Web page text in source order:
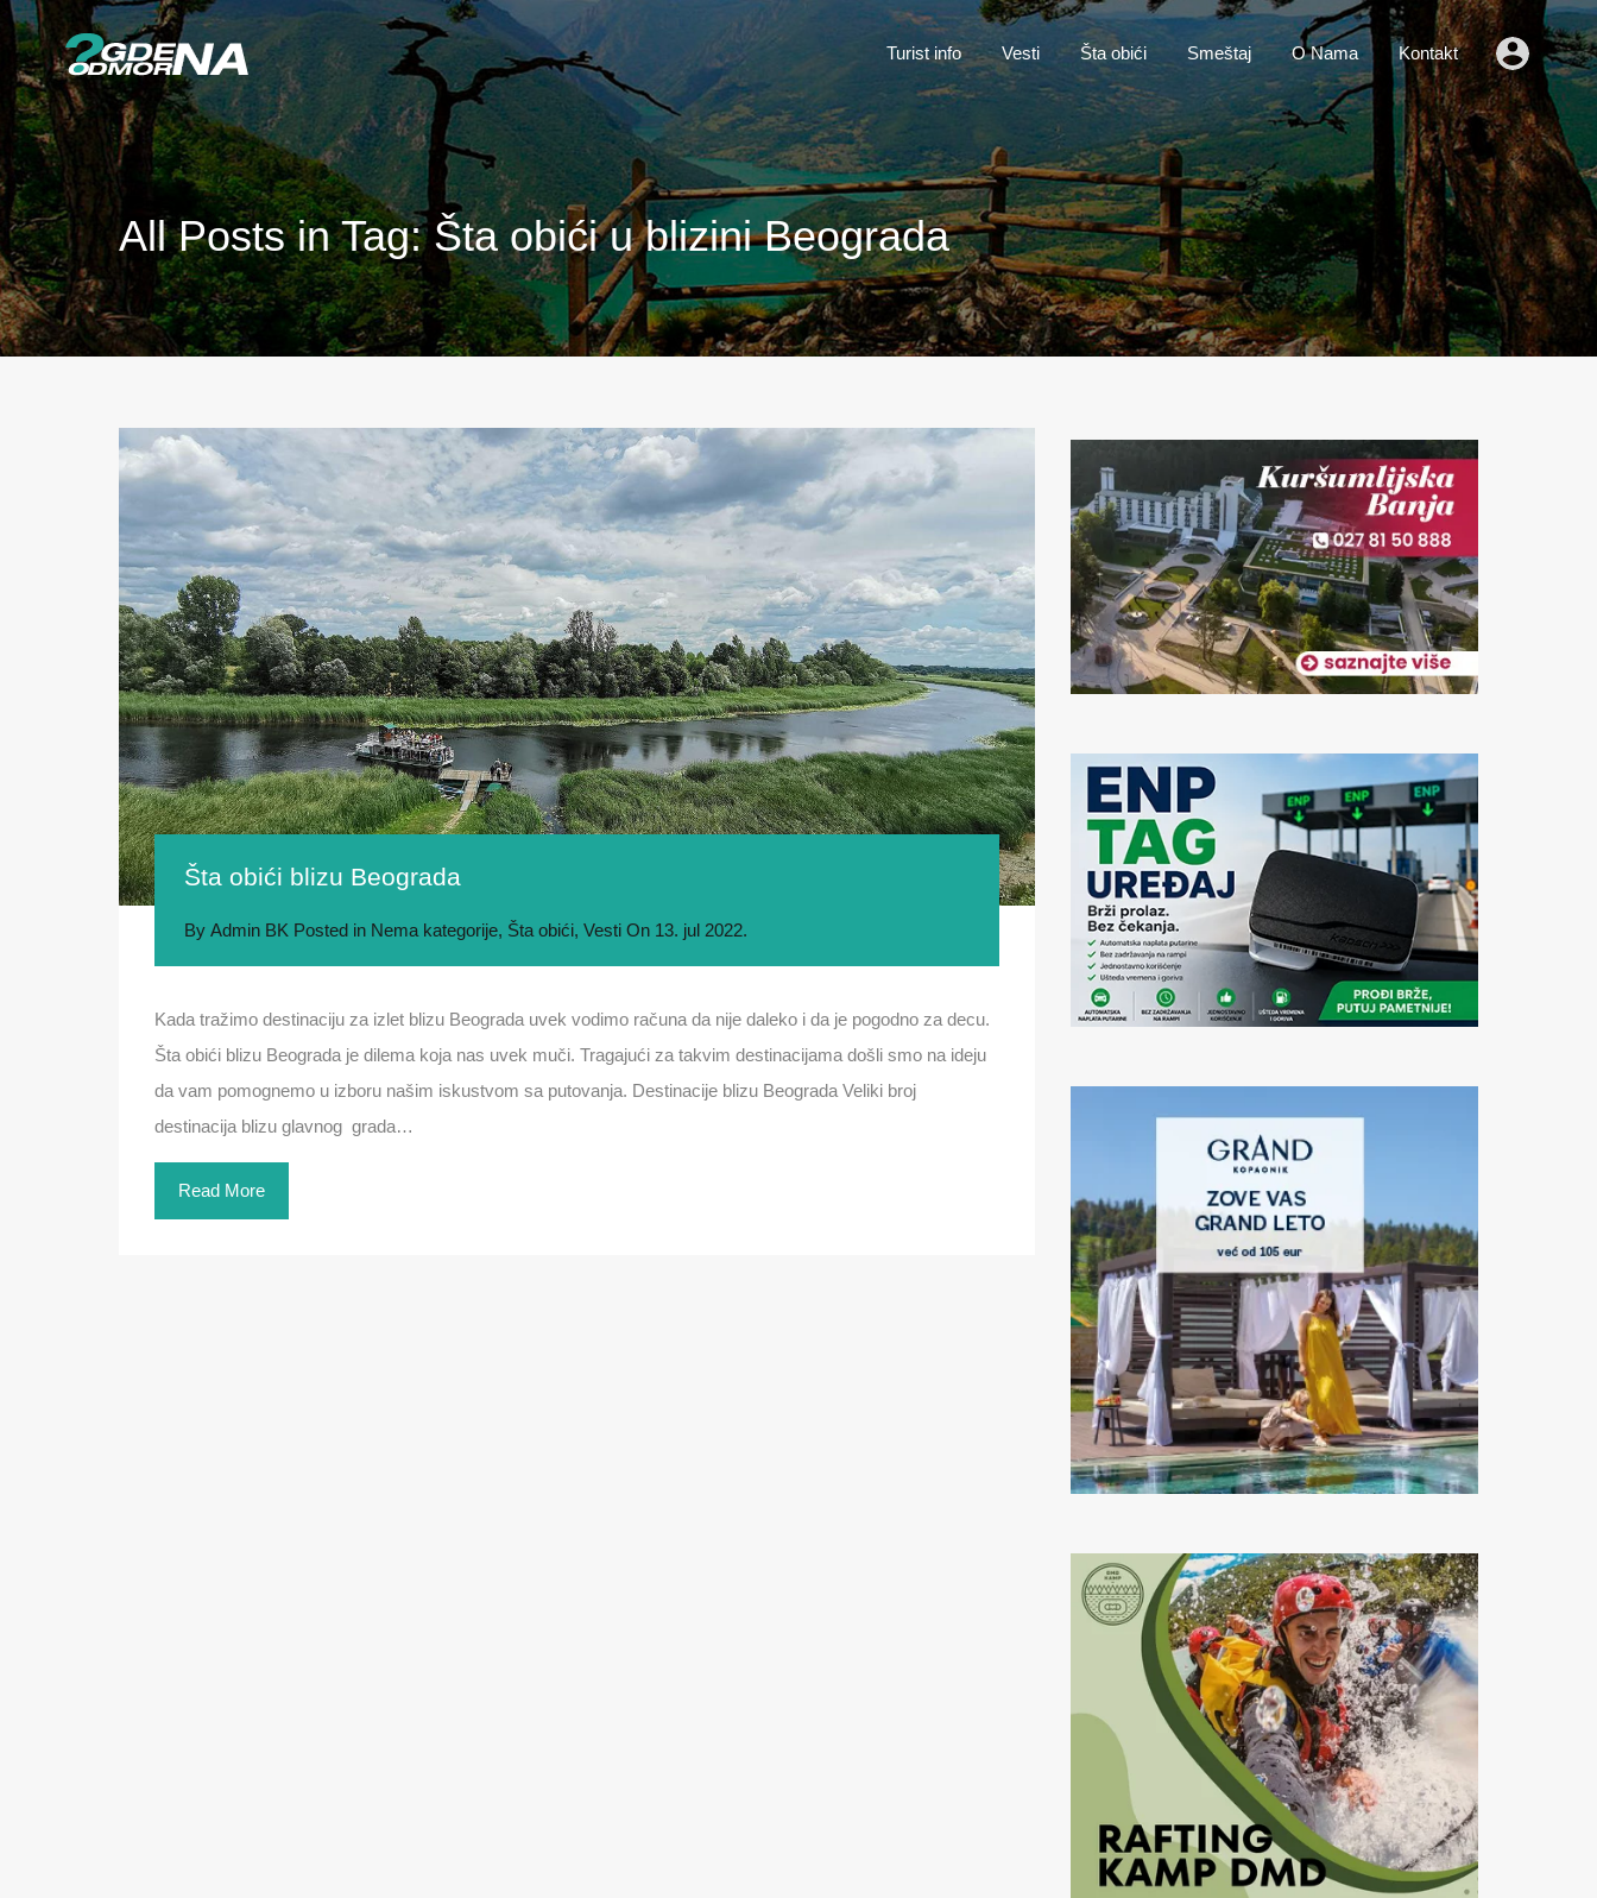
Turist info Vesti Šta obići Smeštaj O Nama Kontakt
Turist info Vesti Šta obići Smeštaj O Nama Kontakt
All Posts in Tag: Šta obići u blizini Beograda
Šta obići blizu Beograda
By Admin BK Posted in Nema kategorije, Šta obići, Vesti On 13. jul 2022.
Kada tražimo destinaciju za izlet blizu Beograda uvek vodimo računa da nije daleko i da je pogodno za decu.
Šta obići blizu Beograda je dilema koja nas uvek muči. Tragajući za takvim destinacijama došli smo na ideju
da vam pomognemo u izboru našim iskustvom sa putovanja. Destinacije blizu Beograda Veliki broj
destinacija blizu glavnog grada…
Read More